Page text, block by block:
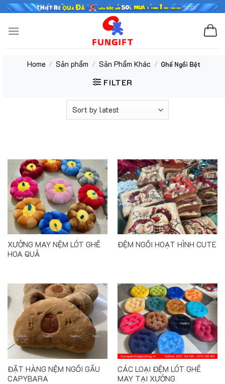
Skip
content
Home / Sản phẩm / Sản Phẩm Khác / Ghế Ngồi Bệt
FILTER
XƯỞNG MAY NỆM LÓT GHẾ
HOA QUẢ
ĐỆM NGỒI HOẠT HÌNH CUTE
ĐẶT HÀNG NỆM NGỒI GẤU
CAPYBARA
CÁC LOẠI ĐỆM LÓT GHẾ
MAY TẠI XƯỞNG